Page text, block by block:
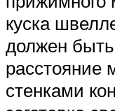
куска
должен
расстояние
стенками